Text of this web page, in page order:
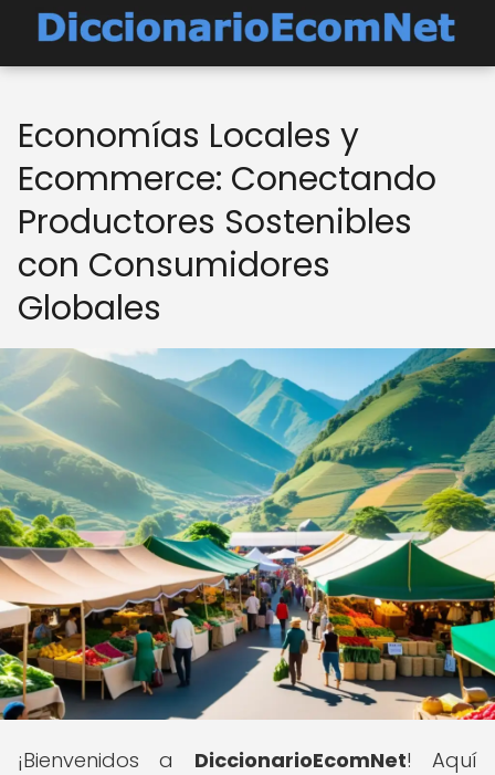
Economías Locales y
Ecommerce: Conectando
Productores Sostenibles
con Consumidores
Globales
¡Bienvenidos a DiccionarioEcomNet! Aquí